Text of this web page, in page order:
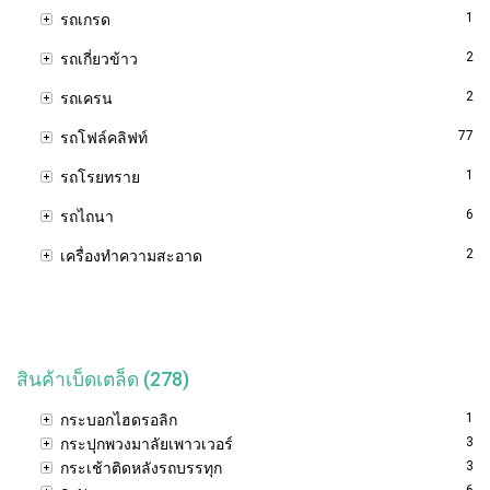
รถเกรด 1
รถเกี่ยวข้าว 2
รถเครน 2
รถโฟล์คลิฟท์ 77
รถโรยทราย 1
รถไถนา 6
เครื่องทำความสะอาด 2
สินค้าเบ็ดเตล็ด (278)
กระบอกไฮดรอลิก 1
กระปุกพวงมาลัยเพาวเวอร์ 3
กระเช้าติดหลังรถบรรทุก 3